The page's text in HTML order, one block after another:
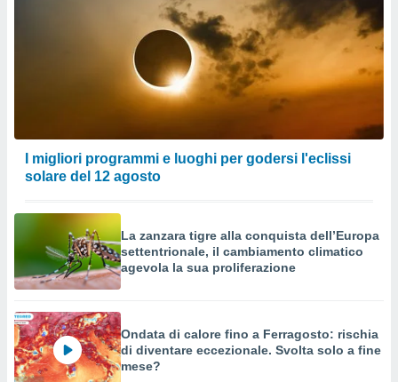
I migliori programmi e luoghi per godersi l'eclissi
solare del 12 agosto
La zanzara tigre alla conquista dell’Europa
settentrionale, il cambiamento climatico
agevola la sua proliferazione
Ondata di calore fino a Ferragosto: rischia
di diventare eccezionale. Svolta solo a fine
mese?